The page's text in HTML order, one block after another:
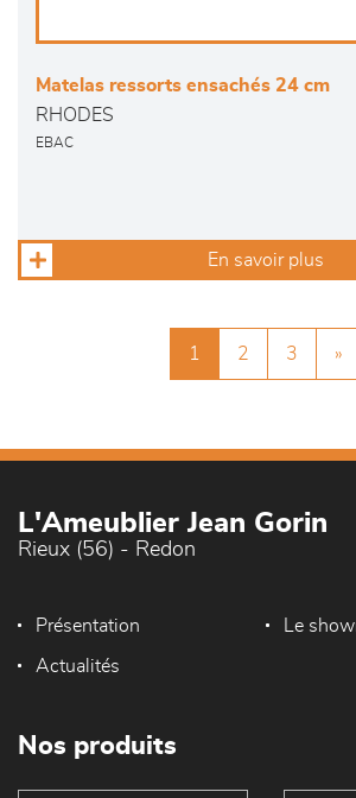
Matelas ressorts ensachés 24 cm
RHODES
EBAC
En savoir plus
1 2 3 »
L'Ameublier Jean Gorin
Rieux (56) - Redon
Présentation Le
Actualités
Nos produits